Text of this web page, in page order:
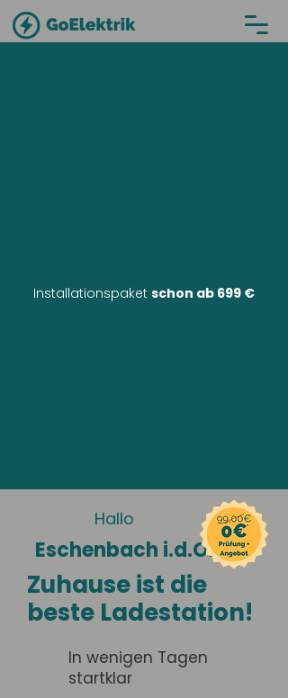
Installationspaket schon ab 699 €
Hallo
Eschenbach i.d.OPf.
Zuhause ist die
beste Ladestation!
In wenigen Tagen
startklar